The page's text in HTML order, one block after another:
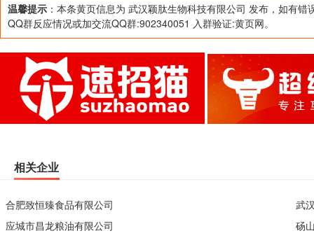
温馨提示 ：本条黄页信息为 武汉颖肽生物科技有限公司 发布，如有错
QQ群反应情况或加交流QQ群:902340051 入群验证:黄页网。
相关企业
合肥致恒臻食品有限公司
应城市昌龙粮油有限公司
武
砀